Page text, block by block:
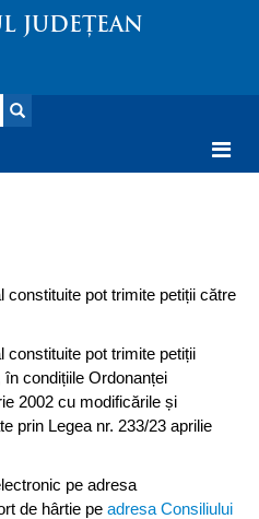
JUDEȚEAN
constituite pot trimite petiții către
constituite pot trimite petiții
condițiile Ordonanței
2002 cu modificările și
prin Legea nr. 233/23 aprilie
pe adresa
de hârtie pe adresa Consiliului